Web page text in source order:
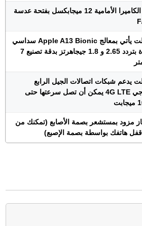
دقة الكاميرا الأمامية 12 ميجابكسل بفتحة عدسة
التابلت يأتي بمعالج Apple A13 Bionic سداسي
النواة بتردد 2.65 و 1.8 جيجاهرتز بدقة تصنيع 7
يدعم شبكات اتصالات الجيل الرابع
فورجي 4G LTE يمكن أن تصل سرعتها حتى
مزود بمستشعر بصمة الأصابع (تمكنك من
هاتفك بواسطة بصمة الإصبع)